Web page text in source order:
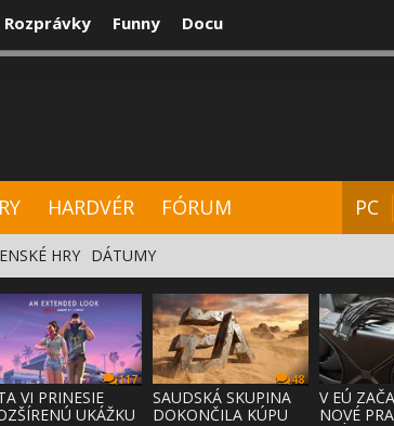
Rozprávky Funny Docu
HARDVÉR FÓRUM PC
HRY DÁTUMY
117
VI PRINESIE
UKÁŽKU
48
SAUDSKÁ SKUPINA
DOKONČILA KÚPU
V EÚ
NOVÉ